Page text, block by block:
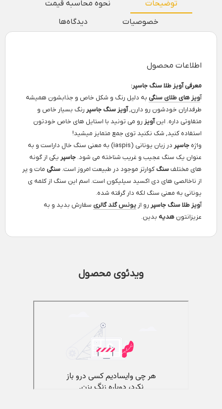
توضیحات
نحوه محاسبه قیمت
خصوصیات
دیدگاه‌ها
اطلاعات محصول
معرفی آویز طلا سنگ جاسپر:
آویز های طلای سنگی به دلیل رنگ و شکل خاص و جذابشون همیشه
طرفداران خودشون رو دارن,آویز سنگ جاسپر رنگ بسیار خاص و
متفاوتی داره. اینآویز رو می تونید با استایل های خاص خودتون
استفاده کنید, شک نکنید توی جمع متمایز میشید!
واژه جاسپر
در زبان یونانی (iaspis) به معنی سنگ خال داراست و به
عنوان یک سنگ عجیب و غریب شناخته می شود. جاسپر یکی از گونه
های مختلفسنگ کوارتز موجود در طبیعت امروز است. سنگی مات و پر
از ناخالصی های دی اکسید سیلیکون است. اسم این سنگ از کلمه ی
یونانی به معنی سنگ لکه دار گرفته شده.
آویز طلا سنگ جاسپر رو از یونس گلد گالری سفارش بدید و به
عزیزانتون هدیه بدین.
ویدئوی محصول